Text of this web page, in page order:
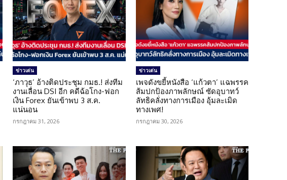
ข่าวเด่น
‘ภาวุธ’ อ้างติดประชุม กมธ.! ส่งทีม
งานเลื่อน DSI อีก คดีฉ้อโกง-ฟอก
เงิน Forex ยันเข้าพบ 3 ส.ค.
แน่นอน
กรกฎาคม 31, 2026
ข่าวเด่น
เพจดังขยี้หนังสือ ‘แก้วตา’ แฉพรรค
ส้มปกป้องภาพลักษณ์ ซัดอุบาทว์
ลัทธิคลั่งทางการเมือง อุ้มละเมิด
ทางเพศ!
กรกฎาคม 30, 2026